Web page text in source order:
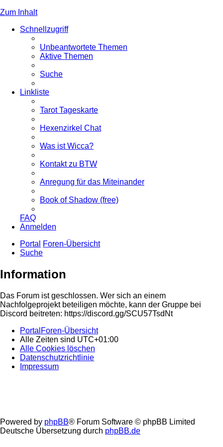
Zum Inhalt
Schnellzugriff
Unbeantwortete Themen
Aktive Themen
Suche
Linkliste
Tarot Tageskarte
Hexenzirkel Chat
Was ist Wicca?
Kontakt zu BTW
Anregung für das Miteinander
Book of Shadow (free)
FAQ
Anmelden
Portal
Foren-Übersicht
Suche
Information
Das Forum ist geschlossen. Wer sich an einem
Nachfolgeprojekt beteiligen möchte, kann der Gruppe bei
Discord beitreten: https://discord.gg/SCU57TsdNt
Portal Foren-Übersicht
Alle Zeiten sind UTC+01:00
Alle Cookies löschen
Datenschutzrichtlinie
Impressum
Powered by phpBB® Forum Software © phpBB Limited
Deutsche Übersetzung durch phpBB.de